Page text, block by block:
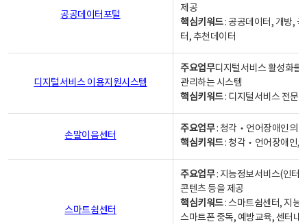
공공데이터포털
제공
핵심키워드: 공공데이터, 개방,
터, 추천데이터
디지털서비스 이용지원시스템
주요업무디지털서비스 활성화를
관리하는 시스템
핵심키워드: 디지털서비스 전문
손말이음센터
주요업무: 청각‧언어장애인의
핵심키워드: 청각‧언어장애인,
스마트쉼센터
주요업무: 지능정보서비스(인터
콘텐츠 등을 제공
핵심키워드: 스마트쉼센터, 지능
스마트폰 중독, 예방교육, 센터내